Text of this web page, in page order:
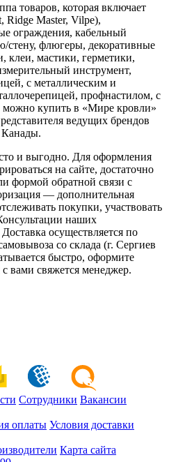
товаров, которая включает
Ridge Master, Vilpe),
ограждения, кабельный
стену, флюгеры, декоративные
клеи, мастики, герметики,
инструмент,
с металлическим и
профнастилом, с
можно купить в «Мире кровли»
ведущих брендов
и выгодно. Для оформления
на сайте, достаточно
формой обратной связи с
— дополнительная
покупки, участвовать
наших
осуществляется по
со склада (г. Сергиев
быстро, оформите
вами свяжется менеджер.
Сотрудники Вакансии
оплаты Условия доставки
Карта сайта